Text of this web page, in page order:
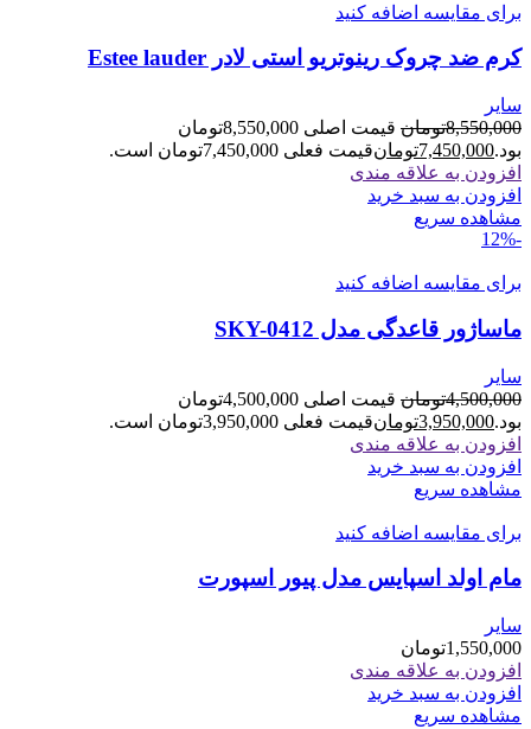
برای مقایسه اضافه کنید
کرم ضد چروک رینوتریو استی لادر Estee lauder
سایر
8,550,000تومان
قیمت اصلی 8,550,000تومان
بود.7,450,000تومانقیمت فعلی 7,450,000تومان است.
افزودن به علاقه مندی
افزودن به سبد خرید
مشاهده سریع
-12%
برای مقایسه اضافه کنید
ماساژور قاعدگی مدل SKY-0412
سایر
4,500,000تومان
قیمت اصلی 4,500,000تومان
بود.3,950,000تومانقیمت فعلی 3,950,000تومان است.
افزودن به علاقه مندی
افزودن به سبد خرید
مشاهده سریع
برای مقایسه اضافه کنید
مام اولد اسپایس مدل پیور اسپورت
سایر
1,550,000تومان
افزودن به علاقه مندی
افزودن به سبد خرید
مشاهده سریع